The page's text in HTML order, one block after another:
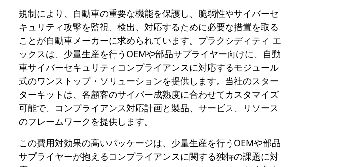
規制により、自動車の重要な機能を保護し、脆弱性やサイバーセ
キュリティ攻撃を監視、検出、対応するために必要な措置を取る
ことが自動車メーカーに求められています。プラクシディティ エ
ックスは、少量生産を行うOEMや部品サプライヤー向けに、自動
車サイバーセキュリティコンプライアンスに対応するモジュール
式のワンストップ・ソリューションを提供します。当社のスター
ターキットは、各顧客のサイバー成熟度に合わせてカスタマイズ
可能で、コンプライアンス対応計画と製品、サービス、リソース
のフレームワークを提供します。
この費用対効果の高いパッケージは、少量生産を行うOEMや部品
サプライヤーが抱えるコンプライアンスに関する独特の課題に対